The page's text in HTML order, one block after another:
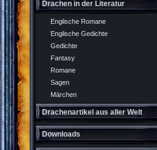
Drachen in der Literatur
Englische Romane
Englische Gedichte
Gedichte
Fantasy
Romane
Sagen
Märchen
Drachenartikel aus aller Welt
Downloads